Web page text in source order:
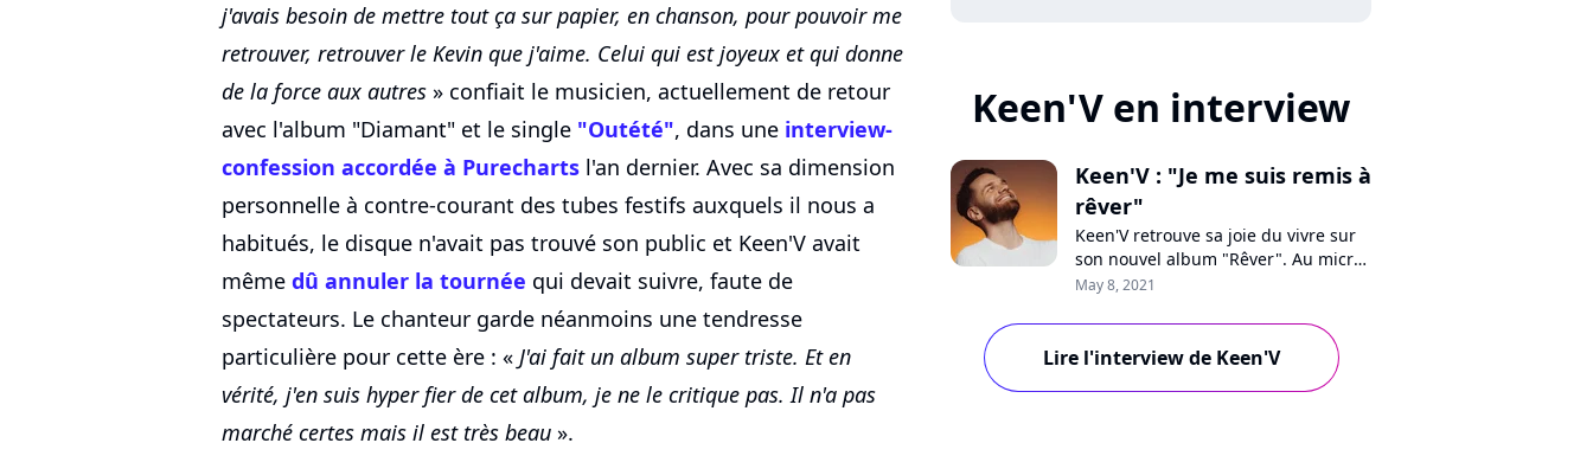
j'avais besoin de mettre tout ça sur papier, en chanson, pour pouvoir me
retrouver, retrouver le Kevin que j'aime. Celui qui est joyeux et qui donne
de la force aux autres » confiait le musicien, actuellement de retour
avec l'album "Diamant" et le single "Outété", dans une interview-
confession accordée à Purecharts l'an dernier. Avec sa dimension
personnelle à contre-courant des tubes festifs auxquels il nous a
habitués, le disque n'avait pas trouvé son public et Keen'V avait
même dû annuler la tournée qui devait suivre, faute de
spectateurs. Le chanteur garde néanmoins une tendresse
particulière pour cette ère : « J'ai fait un album super triste. Et en
vérité, j'en suis hyper fier de cet album, je ne le critique pas. Il n'a pas
marché certes mais il est très beau ».
Keen'V en interview
Keen'V : "Je me suis remis à
rêver"
Keen'V retrouve sa joie du vivre sur
son nouvel album "Rêver". Au micro
de Pure Charts, le chanteur raconte
à surmonter sa dépression, revient
sur les hauts et les bas de sa
carrière, les critiques, son duo avec
May 8, 2021
Lire l'interview de Keen'V